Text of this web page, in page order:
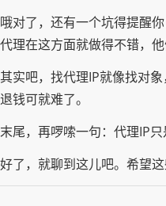
哦对了，还有一个坑得提醒
代理在这方面就做得不错，
其实吧，找代理IP就像找对
退钱可就难了。
末尾，再啰嗦一句：代理IP
好了，就聊到这儿吧。希望